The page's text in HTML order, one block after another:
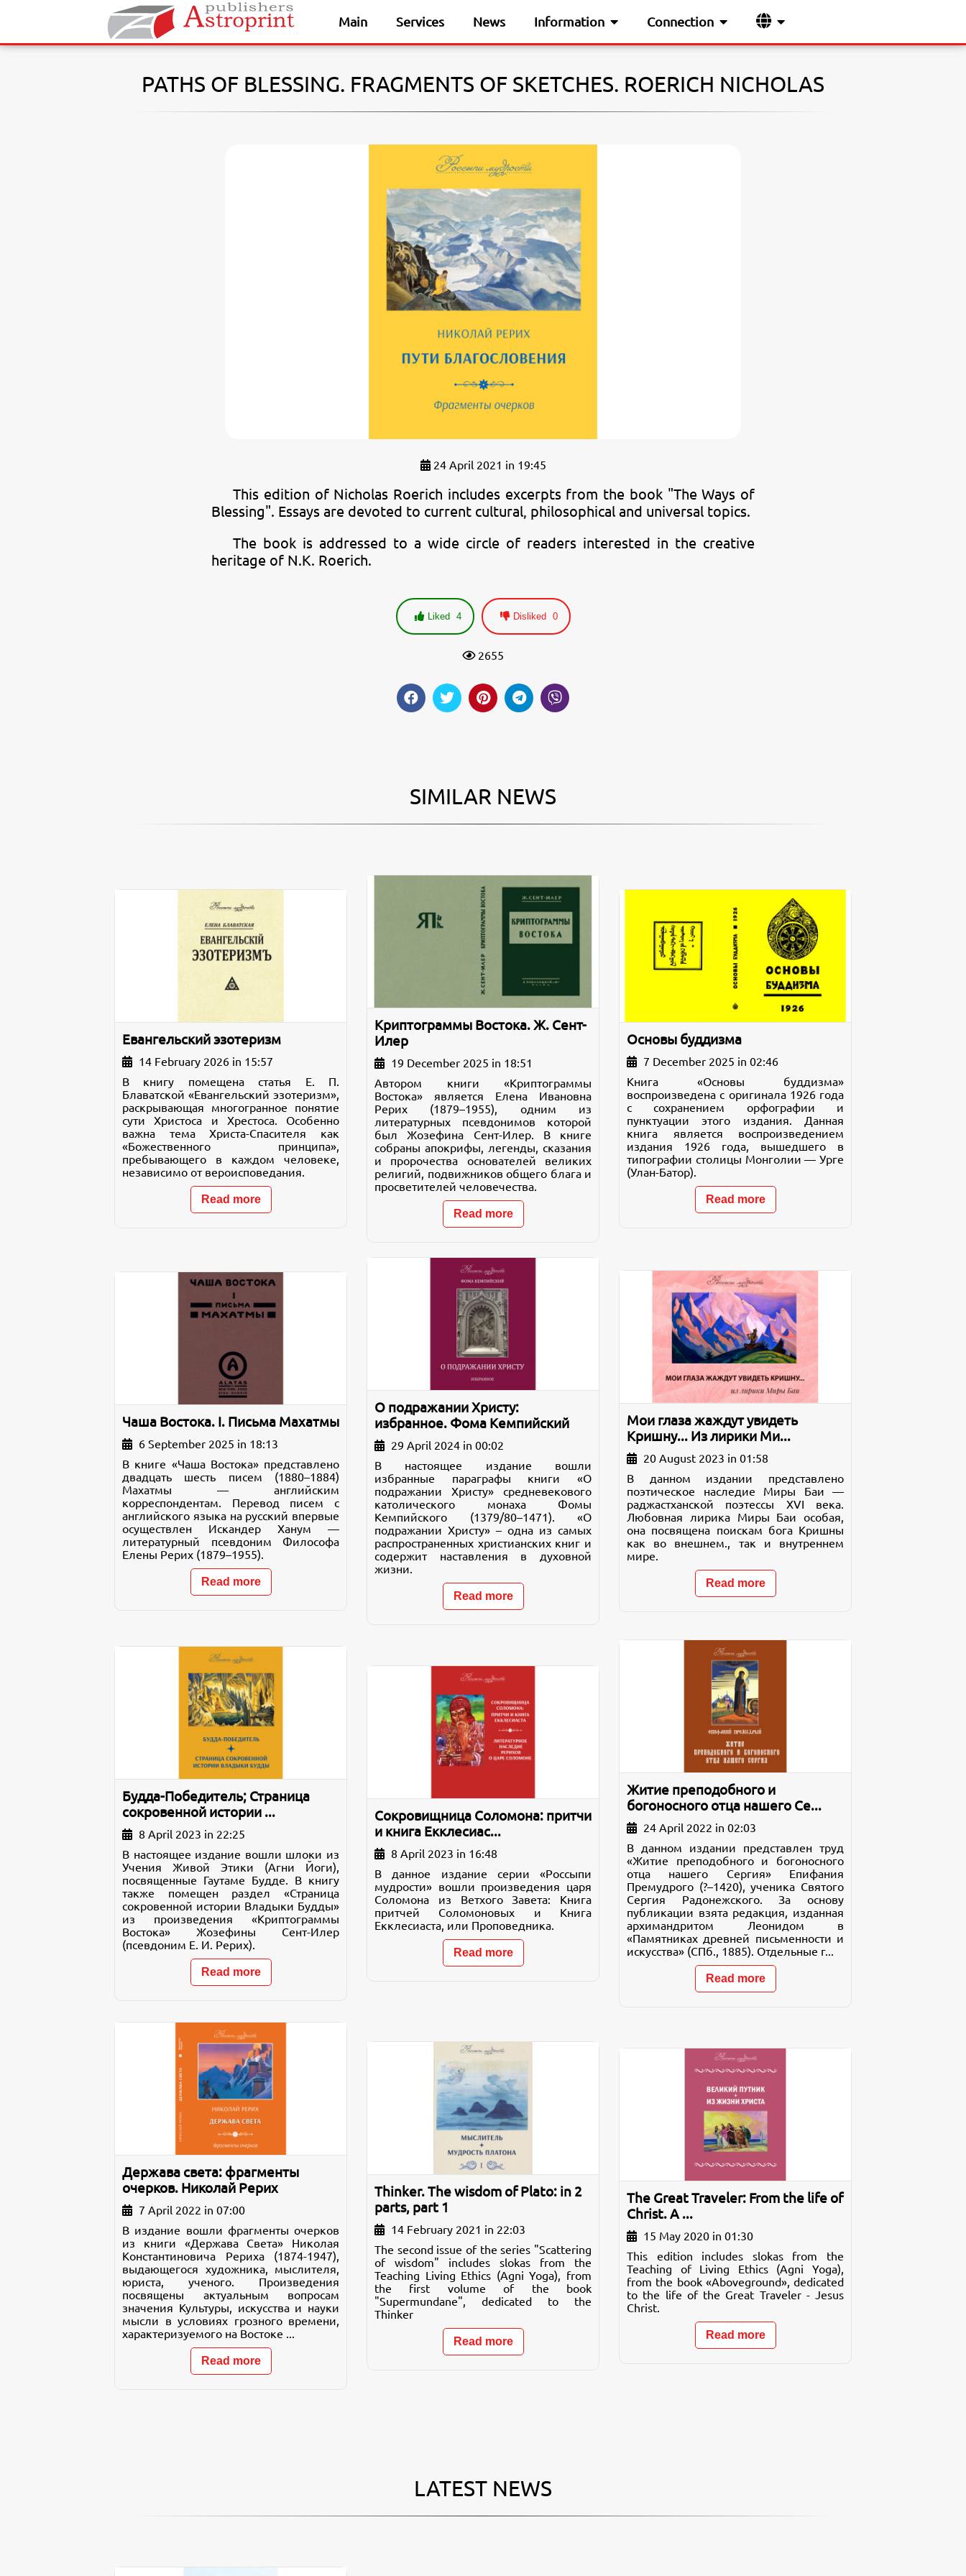
Main Services News Information Connection
PATHS OF BLESSING. FRAGMENTS OF SKETCHES. ROERICH NICHOLAS
24 April 2021 in 19:45
This edition of Nicholas Roerich includes excerpts from the book "The Ways of
Blessing". Essays are devoted to current cultural, philosophical and universal topics.
The book is addressed to a wide circle of readers interested in the creative
heritage of N.K. Roerich.
Liked 4 Disliked 0
2655
SIMILAR NEWS
Евангельский эзотеризм
14 February 2026 in 15:57
В книгу помещена статья Е. П.
Блаватской «Евангельский эзотеризм»,
раскрывающая многогранное понятие
сути Христоса и Хрестоса. Особенно
важна тема Христа-Спасителя как
«Божественного принципа»,
пребывающего в каждом человеке,
независимо от вероисповедания.
Read more
Криптограммы Востока. Ж. Сент-
Илер
19 December 2025 in 18:51
Автором книги «Криптограммы
Востока» является Елена Ивановна
Рерих (1879–1955), одним из
литературных псевдонимов которой
был Жозефина Сент-Илер. В книге
собраны апокрифы, легенды, сказания
и пророчества основателей великих
религий, подвижников общего блага и
просветителей человечества.
Read more
Основы буддизма
7 December 2025 in 02:46
Книга «Основы буддизма»
воспроизведена с оригинала 1926 года
с сохранением орфографии и
пунктуации этого издания. Данная
книга является воспроизведением
издания 1926 года, вышедшего в
типографии столицы Монголии — Урге
(Улан-Батор).
Read more
Чаша Востока. I. Письма Махатмы
6 September 2025 in 18:13
В книге «Чаша Востока» представлено
двадцать шесть писем (1880–1884)
Махатмы — английским
корреспондентам. Перевод писем с
английского языка на русский впервые
осуществлен Искандер Ханум —
литературный псевдоним Философа
Елены Рерих (1879–1955).
Read more
О подражании Христу:
избранное. Фома Кемпийский
29 April 2024 in 00:02
В настоящее издание вошли
избранные параграфы книги «О
подражании Христу» средневекового
католического монаха Фомы
Кемпийского (1379/80–1471). «О
подражании Христу» – одна из самых
распространенных христианских книг и
содержит наставления в духовной
жизни.
Read more
Мои глаза жаждут увидеть
Кришну... Из лирики Ми...
20 August 2023 in 01:58
В данном издании представлено
поэтическое наследие Миры Баи —
раджастханской поэтессы XVI века.
Любовная лирика Миры Баи особая,
она посвящена поискам бога Кришны
как во внешнем., так и внутреннем
мире.
Read more
Будда-Победитель; Страница
сокровенной истории ...
8 April 2023 in 22:25
В настоящее издание вошли шлоки из
Учения Живой Этики (Агни Йоги),
посвященные Гаутаме Будде. В книгу
также помещен раздел «Страница
сокровенной истории Владыки Будды»
из произведения «Криптограммы
Востока» Жозефины Сент-Илер
(псевдоним Е. И. Рерих).
Read more
Сокровищница Соломона: притчи
и книга Екклесиас...
8 April 2023 in 16:48
В данное издание серии «Россыпи
мудрости» вошли произведения царя
Соломона из Ветхого Завета: Книга
притчей Соломоновых и Книга
Екклесиаста, или Проповедника.
Read more
Житие преподобного и
богоносного отца нашего Се...
24 April 2022 in 02:03
В данном издании представлен труд
«Житие преподобного и богоносного
отца нашего Сергия» Епифания
Премудрого (?–1420), ученика Святого
Сергия Радонежского. За основу
публикации взята редакция, изданная
архимандритом Леонидом в
«Памятниках древней письменности и
искусства» (СПб., 1885). Отдельные г...
Read more
Держава света: фрагменты
очерков. Николай Рерих
7 April 2022 in 07:00
В издание вошли фрагменты очерков
из книги «Держава Света» Николая
Константиновича Рериха (1874-1947),
выдающегося художника, мыслителя,
юриста, ученого. Произведения
посвящены актуальным вопросам
значения Культуры, искусства и науки
мысли в условиях грозного времени,
характеризуемого на Востоке ...
Read more
Thinker. The wisdom of Plato: in 2
parts, part 1
14 February 2021 in 22:03
The second issue of the series "Scattering
of wisdom" includes slokas from the
Teaching Living Ethics (Agni Yoga), from
the first volume of the book
"Supermundane", dedicated to the
Thinker
Read more
The Great Traveler: From the life of
Christ. A ...
15 May 2020 in 01:30
This edition includes slokas from the
Teaching of Living Ethics (Agni Yoga),
from the book «Aboveground», dedicated
to the life of the Great Traveler - Jesus
Christ.
Read more
LATEST NEWS